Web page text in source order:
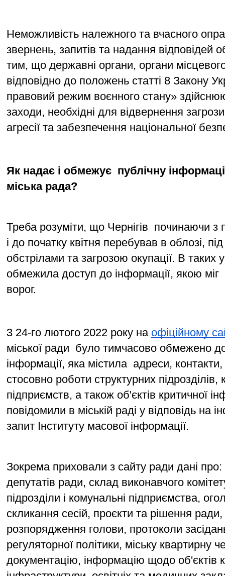
Неможливість належного та вчасного
звернень, запитів та надання відповідей
тим, що державні органи, органи
відповідно до положень статті 8 Закону
правовий режим воєнного стану»
заходи, необхідні для відвернення
агресії та забезпечення національної
Як надає і обмежує  публічну
міська рада?
Треба розуміти, що Чернігів  починаючи з
і до початку квітня перебував в облозі,
обстрілами та загрозою окупації. В таких
обмежила доступ до інформації, якою міг
ворог.
3 24-гo лютого 2022 року на офіційному
міської ради  було тимчасово обмежено
інформації, яка містила  адреси, контакти,
стосовно роботи структурних
підприємств, а також об'єктів критичної
повідомили в міській раді у відповідь на
запит Інституту масової інформації.
Зокрема приховали з сайту ради дані про:
депутатів ради, склад виконавчого
підрозділи і комунальні підприємства,
скликання сесій, проєкти та рішення
розпорядження голови, протоколи
регуляторної політики, міську квартирну
документацію, інформацію щодо об'єктів